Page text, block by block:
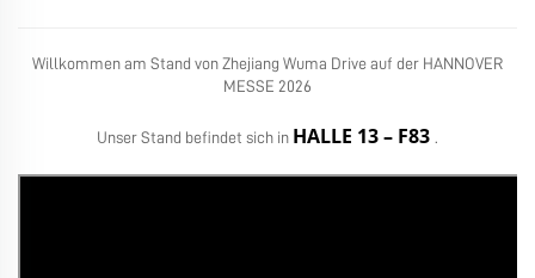
Willkommen am Stand von Zhejiang Wuma Drive auf der HANNOVER
MESSE 2026
Unser Stand befindet sich in HALLE 13 – F83 .